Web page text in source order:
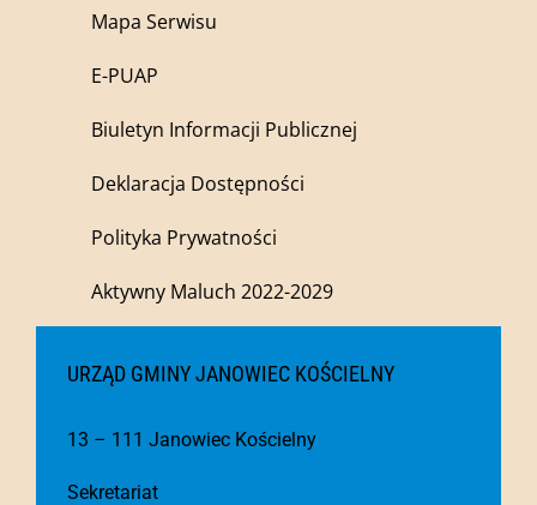
Mapa Serwisu
E-PUAP
Biuletyn Informacji Publicznej
Deklaracja Dostępności
Polityka Prywatności
Aktywny Maluch 2022-2029
URZĄD GMINY JANOWIEC KOŚCIELNY
13 – 111 Janowiec Kościelny
Sekretariat